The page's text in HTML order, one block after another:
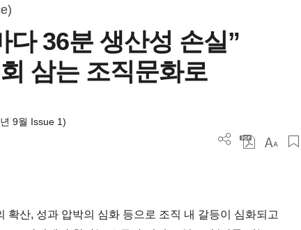
다 36분 생산성 손실”
삼는 조직문화로
9월 Issue 1)
확산, 성과 압박의 심화 등으로 조직 내 갈등이 심화되고